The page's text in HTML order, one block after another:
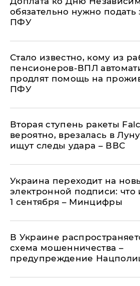
обязательно нужно подать
ПФУ
Стало известно, кому из
пенсионеров-ВПЛ
продлят помощь на
ПФУ
Вторая ступень ракеты
вероятно, врезалась в
ищут следы удара – ВВС
Украина переходит на
электронной подписи: что
1 сентября – Минцифры
В Украине
схема мошенничества –
предупреждение